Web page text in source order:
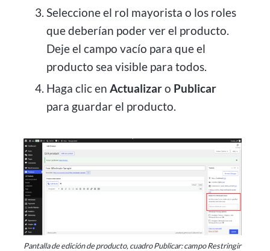
Seleccione el rol mayorista o los roles
que deberían poder ver el producto.
Deje el campo vacío para que el
producto sea visible para todos.
Haga clic en Actualizaro Publicar
para guardar el producto.
Pantalla de edición de producto, cuadro Publicar: campo Restringir